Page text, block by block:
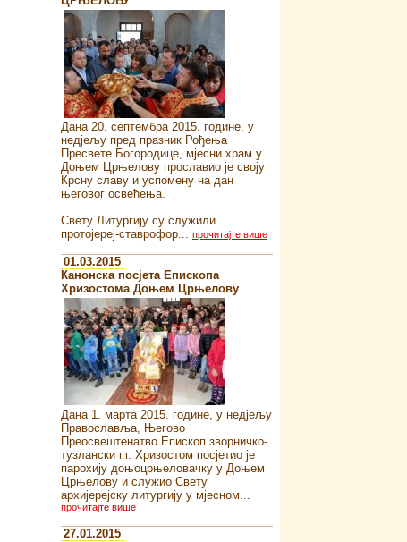
Дана 20. септембра 2015. године, у
недјељу пред празник Рођења
Пресвете Богородице, мјесни храм у
Доњем Црњелову прославио је своју
Крсну славу и успомену на дан
његовог освећења.
Свету Литургију су служили
протојереј-ставрофор... прочитајте више
01.03.2015
Канонска посјета Епископа
Хризостома Доњем Црњелову
Дана 1. марта 2015. године, у недјељу
Православља, Његово
Преосвештенатво Епископ зворничко-
тузлански г.г. Хризостом посјетио је
парохију доњоцрњеловачку у Доњем
Црњелову и служио Свету
архијерејску литургију у мјесном...
прочитајте више
27.01.2015